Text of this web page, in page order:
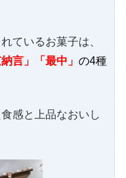
ているお菓子は、
言」「最中」 の4種
感と上品なおいし